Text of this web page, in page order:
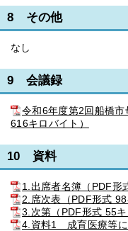
8 その他
なし
9 会議録
令和6年度第2回船橋
616キロバイト）
10 資料
1.出席者名簿（PDF形
2.席次表（PDF形式 98
3.次第（PDF形式 55キ
4.資料1 成育医療等に